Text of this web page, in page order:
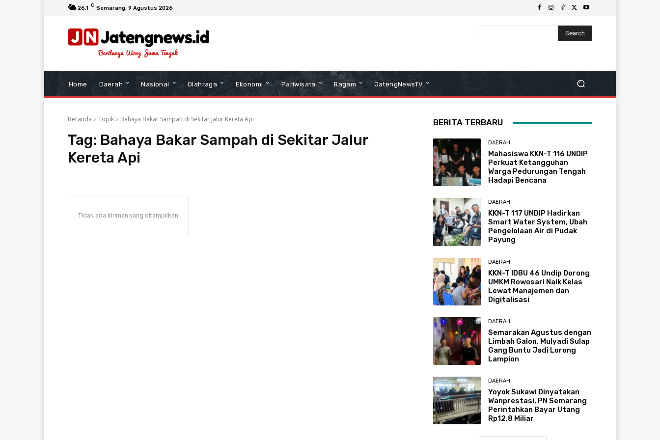
26.1 C Semarang, 9 Agustus 2026
Search
Home Daerah Nasional Olahraga Ekonomi Pariwisata Ragam JatengNewsTV
Beranda Topik Bahaya Bakar Sampah di Sekitar Jalur Kereta Api
Tag: Bahaya Bakar Sampah di Sekitar Jalur
Kereta Api
Tidak ada kiriman yang ditampilkan
BERITA TERBARU
DAERAH
Mahasiswa KKN-T 116 UNDIP
Perkuat Ketangguhan
Warga Pedurungan Tengah
Hadapi Bencana
DAERAH
KKN-T 117 UNDIP Hadirkan
Smart Water System, Ubah
Pengelolaan Air di Pudak
Payung
DAERAH
KKN-T IDBU 46 Undip Dorong
UMKM Rowosari Naik Kelas
Lewat Manajemen dan
Digitalisasi
DAERAH
Semarakan Agustus dengan
Limbah Galon, Mulyadi Sulap
Gang Buntu Jadi Lorong
Lampion
DAERAH
Yoyok Sukawi Dinyatakan
Wanprestasi, PN Semarang
Perintahkan Bayar Utang
Rp12,8 Miliar